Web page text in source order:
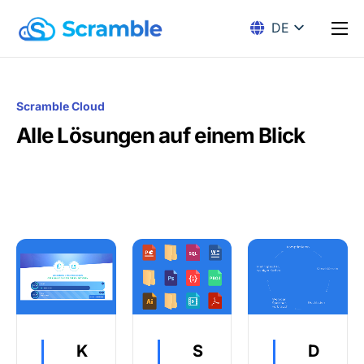
Lösungen
DE
Scramble Cloud
Alle Lösungen auf einem Blick
K
S
D